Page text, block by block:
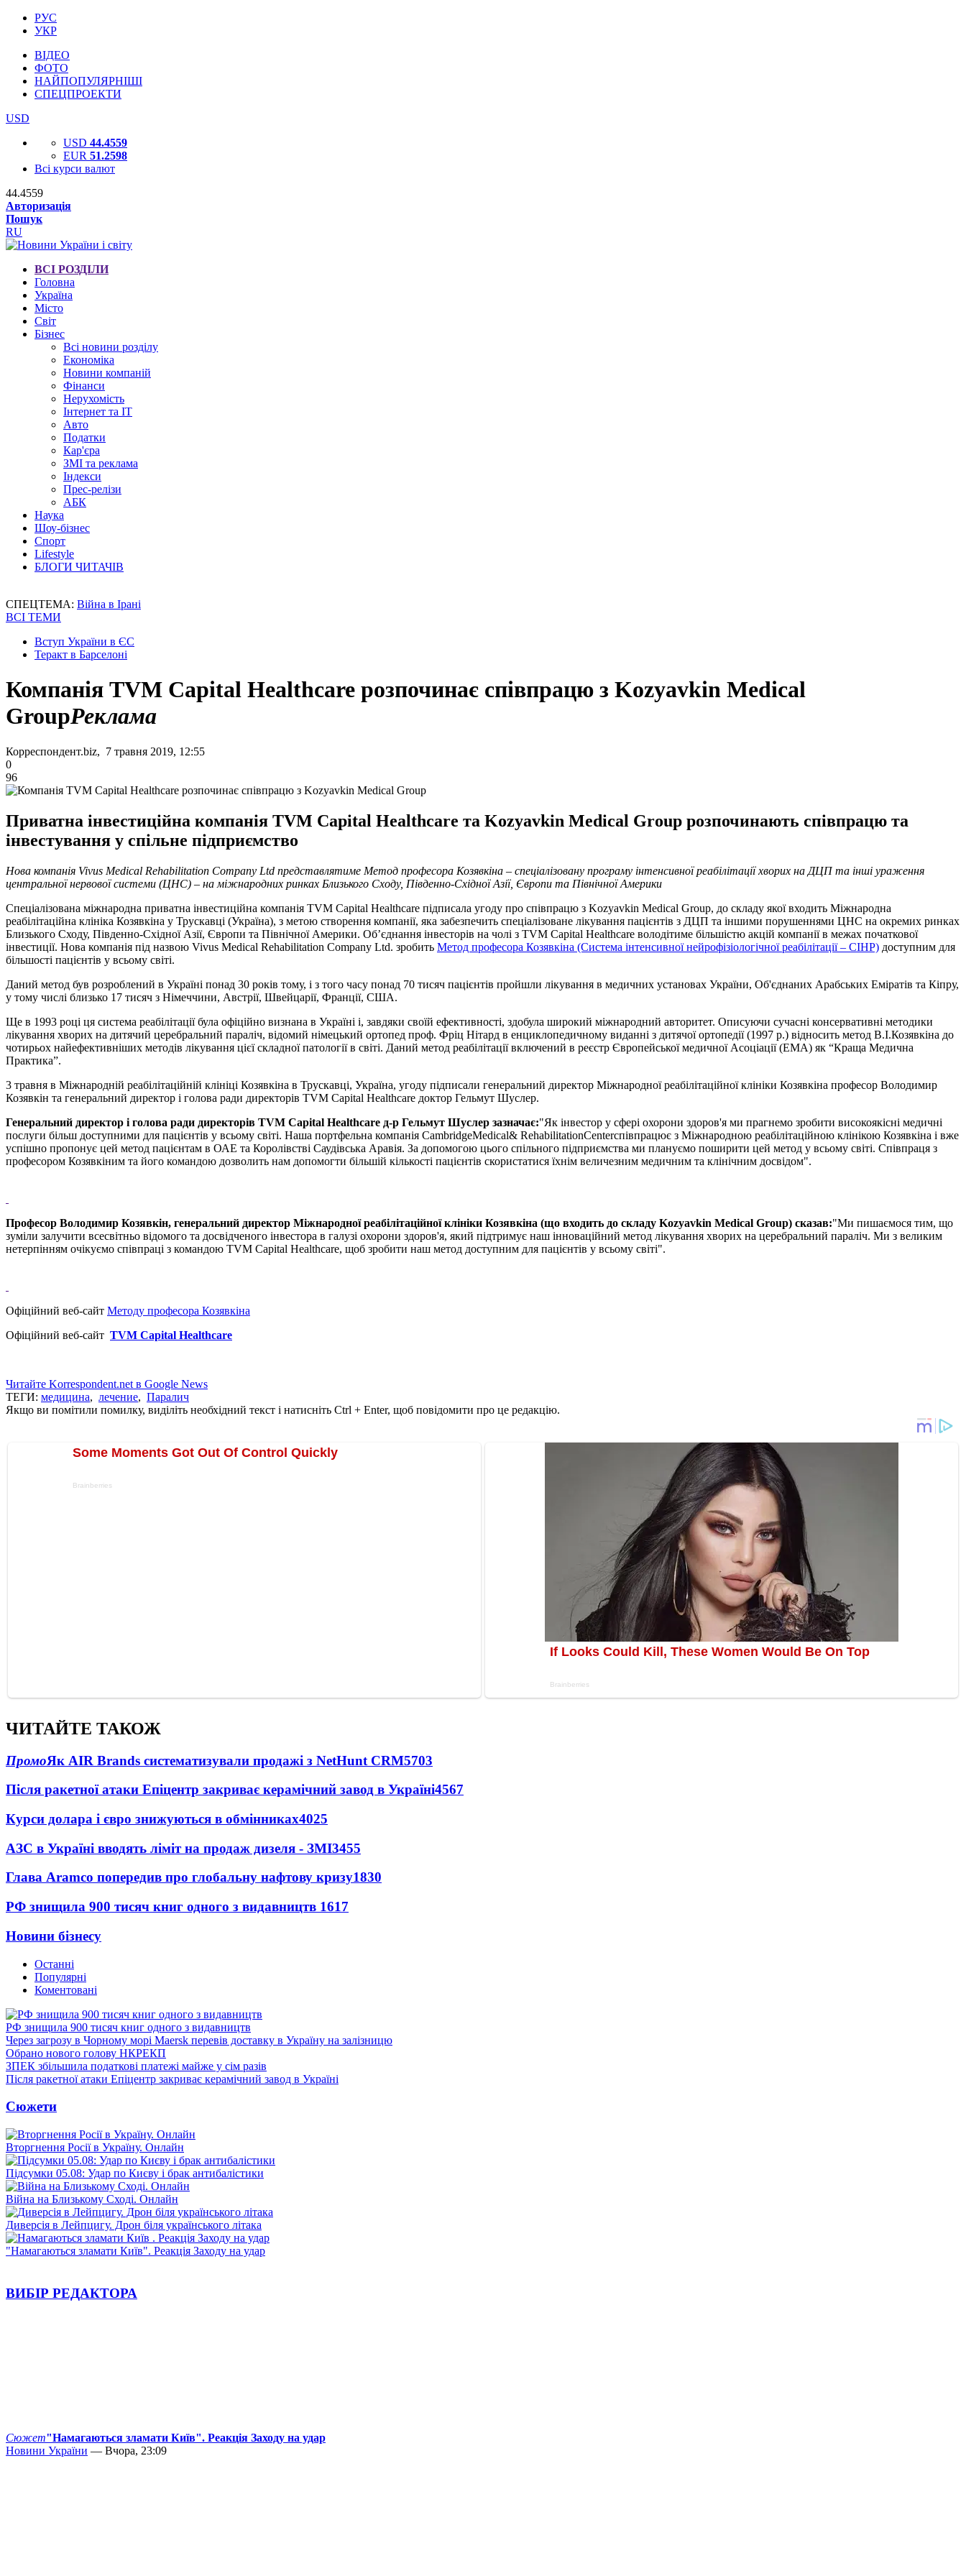
РУС
УКР
ВІДЕО
ФОТО
НАЙПОПУЛЯРНІШІ
СПЕЦПРОЕКТИ
USD
USD 44.4559
EUR 51.2598
Всі курси валют
44.4559
Авторизація
Пошук
RU
ВСІ РОЗДІЛИ
Головна
Україна
Місто
Світ
Бізнес
Всі новини розділу
Економіка
Новини компаній
Фінанси
Нерухомість
Інтернет та IT
Авто
Податки
Кар'єра
ЗМІ та реклама
Індекси
Прес-релізи
АБК
Наука
Шоу-бізнес
Спорт
Lifestyle
БЛОГИ ЧИТАЧІВ
СПЕЦТЕМА: Війна в Ірані
ВСІ ТЕМИ
Вступ України в ЄС
Теракт в Барселоні
Компанія TVM Capital Healthcare розпочинає співпрацю з Kozyavkin Medical
GroupРеклама
Корреспондент.biz, 7 травня 2019, 12:55
0
96
Приватна інвестиційна компанія TVM Capital Healthcare та Kozyavkin Medical Group розпочинають співпрацю та
інвестування у спільне підприємство
Нова компанія Vivus Medical Rehabilitation Company Ltd представлятиме Метод професора Козявкіна – спеціалізовану програму інтенсивної реабілітації хворих на ДЦП та інші ураження
центральної нервової системи (ЦНС) – на міжнародних ринках Близького Сходу, Південно-Східної Азії, Європи та Північної Америки
Спеціалізована міжнародна приватна інвестиційна компанія TVM Capital Healthcare підписала угоду про співпрацю з Kozyavkin Medical Group, до складу якої входить Міжнародна
реабілітаційна клініка Козявкіна у Трускавці (Україна), з метою створення компанії, яка забезпечить спеціалізоване лікування пацієнтів з ДЦП та іншими порушеннями ЦНС на окремих ринках
Близького Сходу, Південно-Східної Азії, Європи та Північної Америки. Об’єднання інвесторів на чолі з TVM Capital Healthcare володітиме більшістю акцій компанії в межах початкової
інвестиції. Нова компанія під назвою Vivus Medical Rehabilitation Company Ltd. зробить Метод професора Козявкіна (Система інтенсивної нейрофізіологічної реабілітації – СІНР) доступним для
більшості пацієнтів у всьому світі.
Даний метод був розроблений в Україні понад 30 років тому, і з того часу понад 70 тисяч пацієнтів пройшли лікування в медичних установах України, Об'єднаних Арабських Еміратів та Кіпру,
у тому числі близько 17 тисяч з Німеччини, Австрії, Швейцарії, Франції, США.
Ще в 1993 році ця система реабілітації була офіційно визнана в Україні і, завдяки своїй ефективності, здобула широкий міжнародний авторитет. Описуючи сучасні консервативні методики
лікування хворих на дитячий церебральний параліч, відомий німецький ортопед проф. Фріц Нітард в енциклопедичному виданні з дитячої ортопедії (1997 р.) відносить метод В.І.Козявкіна до
чотирьох найефективніших методів лікування цієї складної патології в світі. Даний метод реабілітації включений в реєстр Європейської медичної Асоціації (EMA) як “Краща Медична
Практика”.
3 травня в Міжнародній реабілітаційній клініці Козявкіна в Трускавці, Україна, угоду підписали генеральний директор Міжнародної реабілітаційної клініки Козявкіна професор Володимир
Козявкін та генеральний директор і голова ради директорів TVM Capital Healthcare доктор Гельмут Шуслер.
Генеральний директор і голова ради директорів TVM Capital Healthcare д-р Гельмут Шуслер зазначає:"Як інвестор у сфері охорони здоров'я ми прагнемо зробити високоякісні медичні
послуги більш доступними для пацієнтів у всьому світі. Наша портфельна компанія CambridgeMedical& RehabilitationCenterспівпрацює з Міжнародною реабілітаційною клінікою Козявкіна і вже
успішно пропонує цей метод пацієнтам в ОАЕ та Королівстві Саудівська Аравія. За допомогою цього спільного підприємства ми плануємо поширити цей метод у всьому світі. Співпраця з
професором Козявкіним та його командою дозволить нам допомогти більшій кількості пацієнтів скористатися їхнім величезним медичним та клінічним досвідом".
Професор Володимир Козявкін, генеральний директор Міжнародної реабілітаційної клініки Козявкіна (що входить до складу Kozyavkin Medical Group) сказав:"Ми пишаємося тим, що
зуміли залучити всесвітньо відомого та досвідченого інвестора в галузі охорони здоров'я, який підтримує наш інноваційний метод лікування хворих на церебральний параліч. Ми з великим
нетерпінням очікуємо співпраці з командою TVM Capital Healthcare, щоб зробити наш метод доступним для пацієнтів у всьому світі".
Офіційний веб-сайт Методу професора Козявкіна
Офіційний веб-сайт TVM Capital Healthcare
Читайте Korrespondent.net в Google News
ТЕГИ: медицина, лечение, Паралич
Якщо ви помітили помилку, виділіть необхідний текст і натисніть Ctrl + Enter, щоб повідомити про це редакцію.
ЧИТАЙТЕ ТАКОЖ
ПромоЯк AIR Brands систематизували продажі з NetHunt CRM5703
Після ракетної атаки Епіцентр закриває керамічний завод в Україні4567
Курси долара і євро знижуються в обмінниках4025
АЗС в Україні вводять ліміт на продаж дизеля - ЗМІ3455
Глава Aramco попередив про глобальну нафтову кризу1830
РФ знищила 900 тисяч книг одного з видавництв 1617
Новини бізнесу
Останні
Популярні
Коментовані
РФ знищила 900 тисяч книг одного з видавництв
Через загрозу в Чорному морі Maersk перевів доставку в Україну на залізницю
Обрано нового голову НКРЕКП
ЗПЕК збільшила податкові платежі майже у сім разів
Після ракетної атаки Епіцентр закриває керамічний завод в Україні
Сюжети
Вторгнення Росії в Україну. Онлайн
Підсумки 05.08: Удар по Києву і брак антибалістики
Війна на Близькому Сході. Онлайн
Диверсія в Лейпцигу. Дрон біля українського літака
"Намагаються зламати Київ". Реакція Заходу на удар
ВИБІР РЕДАКТОРА
Сюжет"Намагаються зламати Київ". Реакція Заходу на удар
Новини України — Вчора, 23:09